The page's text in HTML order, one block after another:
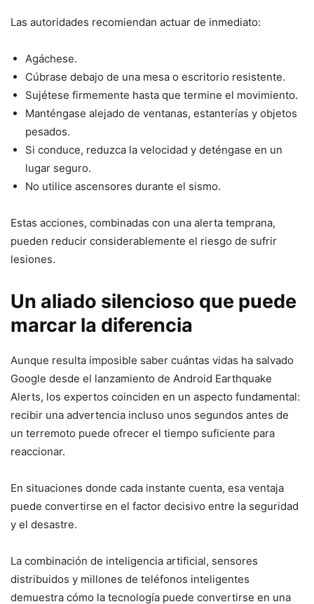
Las autoridades recomiendan actuar de inmediato:
Agáchese.
Cúbrase debajo de una mesa o escritorio resistente.
Sujétese firmemente hasta que termine el movimiento.
Manténgase alejado de ventanas, estanterías y objetos
pesados.
Si conduce, reduzca la velocidad y deténgase en un
lugar seguro.
No utilice ascensores durante el sismo.
Estas acciones, combinadas con una alerta temprana,
pueden reducir considerablemente el riesgo de sufrir
lesiones.
Un aliado silencioso que puede
marcar la diferencia
Aunque resulta imposible saber cuántas vidas ha salvado
Google desde el lanzamiento de Android Earthquake
Alerts, los expertos coinciden en un aspecto fundamental:
recibir una advertencia incluso unos segundos antes de
un terremoto puede ofrecer el tiempo suficiente para
reaccionar.
En situaciones donde cada instante cuenta, esa ventaja
puede convertirse en el factor decisivo entre la seguridad
y el desastre.
La combinación de inteligencia artificial, sensores
distribuidos y millones de teléfonos inteligentes
demuestra cómo la tecnología puede convertirse en una